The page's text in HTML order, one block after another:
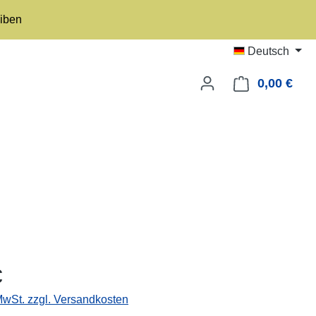
Deutsch
0,00 €
zzgl. Versandkosten